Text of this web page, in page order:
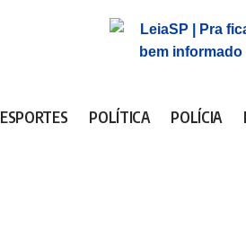
ESPORTES POLÍTICA POLÍCIA